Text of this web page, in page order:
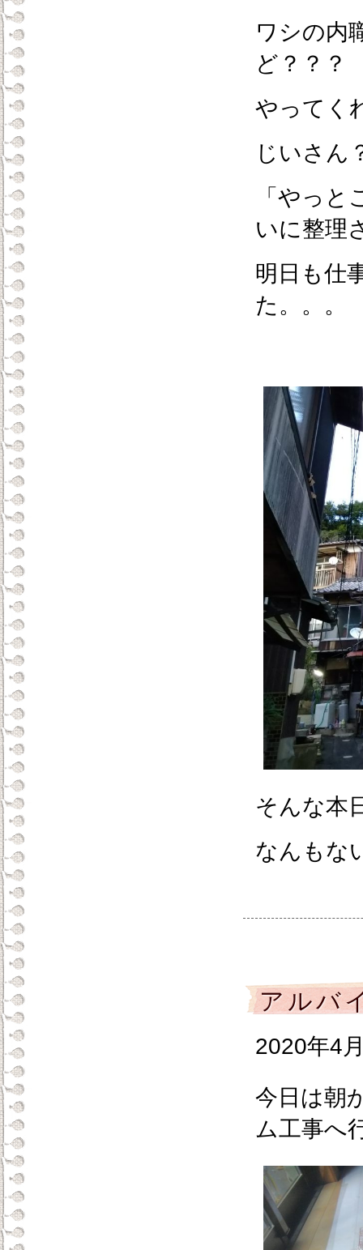
ワシの内
ど？？？
やってく
じいさん
「やっ
いに整理
明日も仕
た。。。
そんな本
なんもな
アルバ
2020年4
今日は朝
ム工事へ